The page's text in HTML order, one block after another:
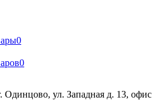
0
0
Одинцово, ул. Западная д. 13, офис